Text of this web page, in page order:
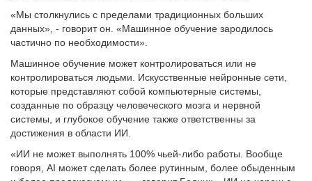
«Мы столкнулись с пределами традиционных больших
данных», - говорит он. «Машинное обучение зародилось
частично по необходимости».
Машинное обучение может контролироваться или не
контролироваться людьми. Искусственные нейронные сети,
которые представляют собой компьютерные системы,
созданные по образцу человеческого мозга и нервной
системы, и глубокое обучение также ответственны за
достижения в области ИИ.
«ИИ не может выполнять 100% чьей-либо работы. Вообще
говоря, AI может сделать более рутинным, более обыденным